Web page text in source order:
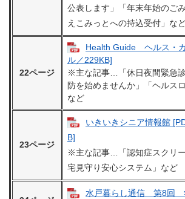
公表します」「年末年始のご
えこみっとへの持込受付」な
22ページ
Health Guide ヘルス・
ル／229KB]
※主な記事…「休日夜間緊急
防を始めませんか」「ヘルス
など
23ページ
いきいきシニア情報館
B]
※主な記事…「認知症スクリ
宅見守り安心システム」など
水戸暮らし通信 第8回